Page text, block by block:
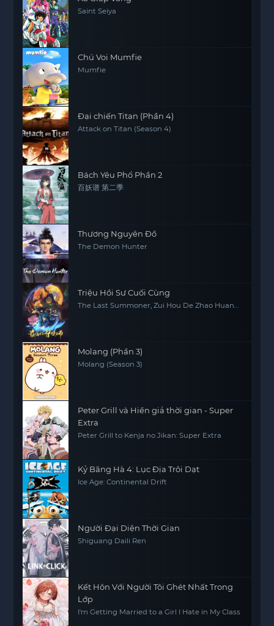
Saint Seiya
Chú Voi Mumfie
Mumfie
Đại chiến Titan (Phần 4)
Attack on Titan (Season 4)
Bách Yêu Phổ Phần 2
百妖谱 第二季
Thương Nguyên Đồ
The Demon Hunter
Triệu Hồi Sư Cuối Cùng
The Last Summoner, Zui Hou De Zhao Huan
Molang (Phần 3)
Molang (Season 3)
Peter Grill và Hiền giả thời gian - Super
Extra
Peter Grill to Kenja no Jikan: Super Extra
Kỷ Băng Hà 4: Lục Địa Trôi Dạt
Ice Age: Continental Drift
Người Đại Diện Thời Gian
Shiguang Daili Ren
Kết Hôn Với Người Tôi Ghét Nhất Trong
Lớp
I'm Getting Married to a Girl I Hate in My Class